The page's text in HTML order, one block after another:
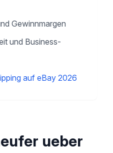
Gewinnmargen
und Business-
auf eBay 2026
ueber